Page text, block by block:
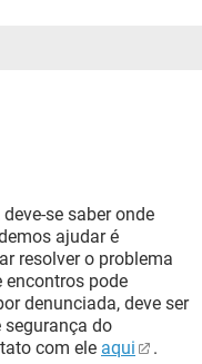
se saber onde
ajudar é
resolver o problema
encontros pode
denunciada, deve ser
segurança do
com ele aqui .